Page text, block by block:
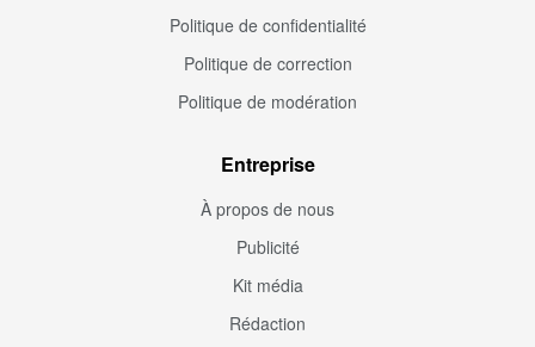
Politique de confidentialité
Politique de correction
Politique de modération
Entreprise
À propos de nous
Publicité
Kit média
Rédaction